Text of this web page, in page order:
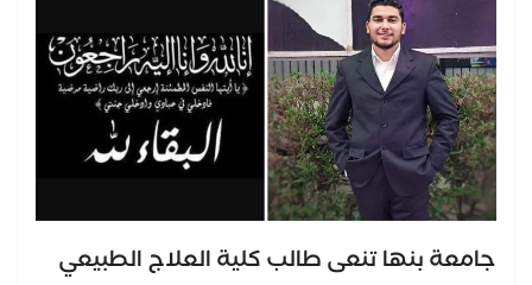
جامعة بنها تنعى طالب كلية العلاج الطبيعي